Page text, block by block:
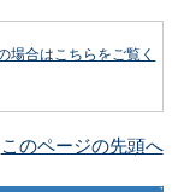
場合はこちらをご覧く
このページの先頭へ